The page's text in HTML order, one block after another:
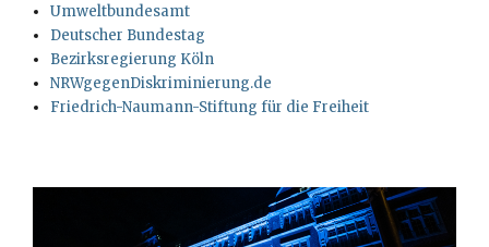
Umweltbundesamt
Deutscher Bundestag
Bezirksregierung Köln
NRWgegenDiskriminierung.de
Friedrich-Naumann-Stiftung für die Freiheit